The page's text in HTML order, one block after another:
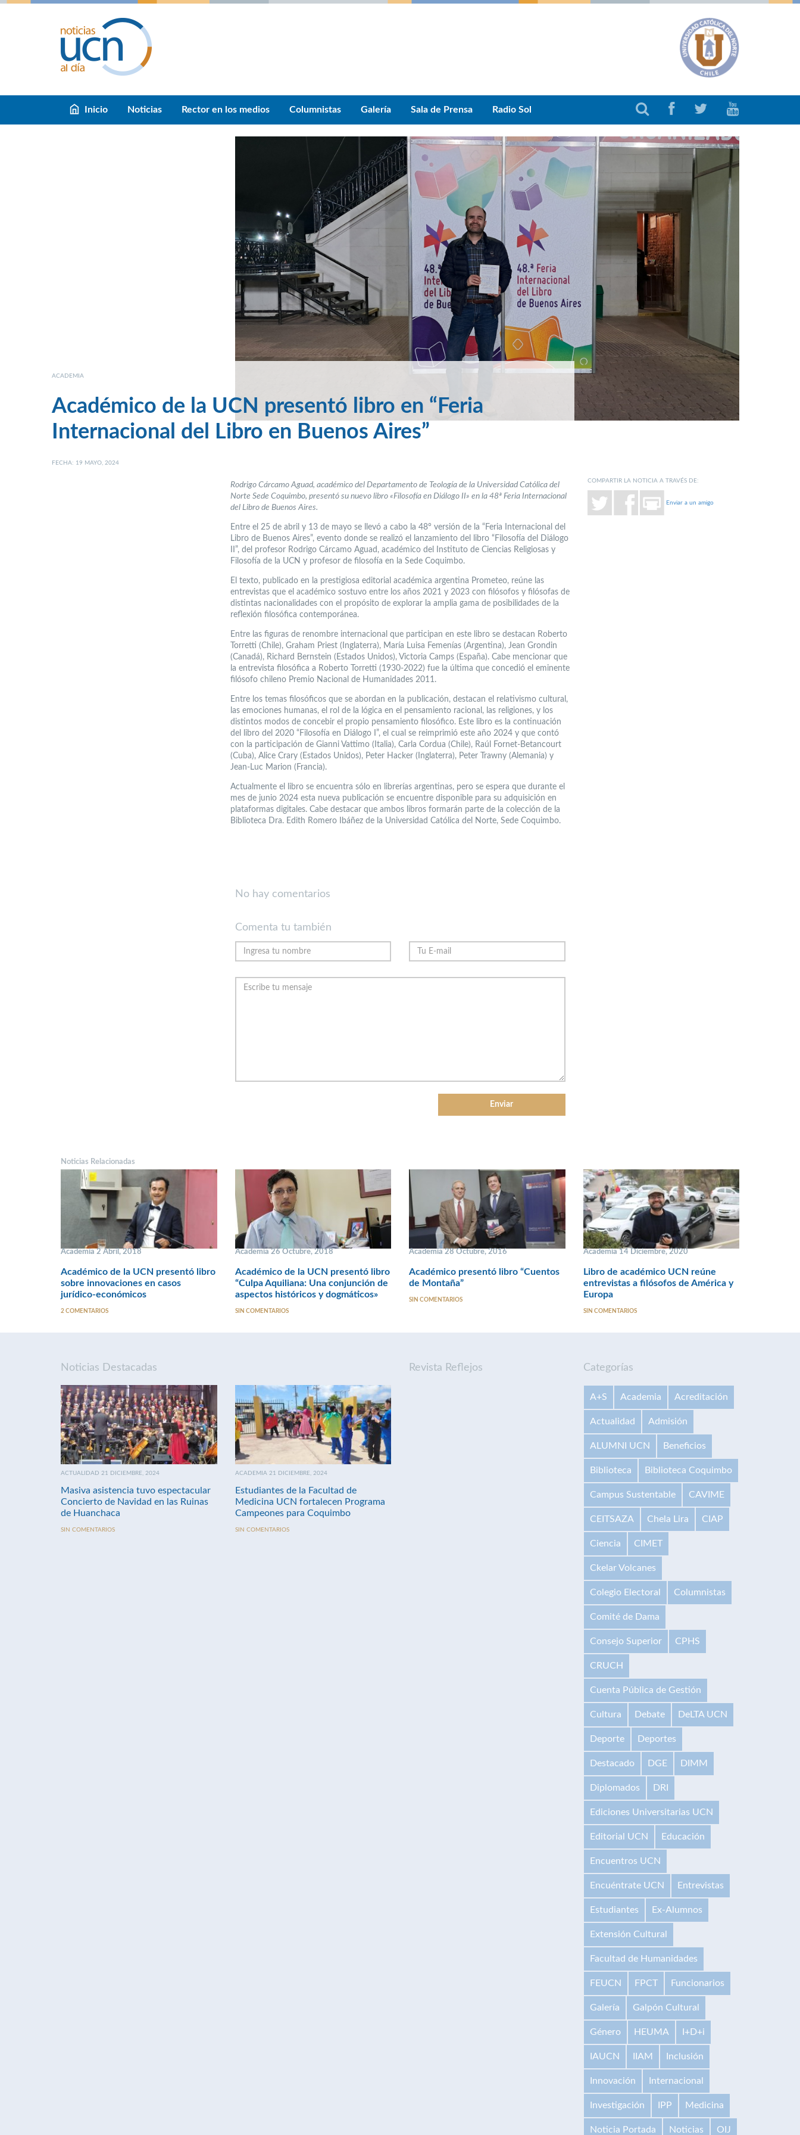
Inicio Noticias Rector en los medios Columnistas Galería Sala de Prensa Radio Sol
ACADEMIA
Académico de la UCN presentó libro en “Feria
Internacional del Libro en Buenos Aires”
FECHA: 19 MAYO, 2024
Rodrigo Cárcamo Aguad, académico del Departamento de Teología de la Universidad Católica del
Norte Sede Coquimbo, presentó su nuevo libro «Filosofía en Diálogo II» en la 48ª Feria Internacional
del Libro de Buenos Aires.
Entre el 25 de abril y 13 de mayo se llevó a cabo la 48° versión de la “Feria Internacional del
Libro de Buenos Aires”, evento donde se realizó el lanzamiento del libro “Filosofía del Diálogo
II”, del profesor Rodrigo Cárcamo Aguad, académico del Instituto de Ciencias Religiosas y
Filosofía de la UCN y profesor de filosofía en la Sede Coquimbo.
El texto, publicado en la prestigiosa editorial académica argentina Prometeo, reúne las
entrevistas que el académico sostuvo entre los años 2021 y 2023 con filósofos y filósofas de
distintas nacionalidades con el propósito de explorar la amplia gama de posibilidades de la
reflexión filosófica contemporánea.
Entre las figuras de renombre internacional que participan en este libro se destacan Roberto
Torretti (Chile), Graham Priest (Inglaterra), María Luisa Femenías (Argentina), Jean Grondin
(Canadá), Richard Bernstein (Estados Unidos), Victoria Camps (España). Cabe mencionar que
la entrevista filosófica a Roberto Torretti (1930-2022) fue la última que concedió el eminente
filósofo chileno Premio Nacional de Humanidades 2011.
Entre los temas filosóficos que se abordan en la publicación, destacan el relativismo cultural,
las emociones humanas, el rol de la lógica en el pensamiento racional, las religiones, y los
distintos modos de concebir el propio pensamiento filosófico. Este libro es la continuación
del libro del 2020 “Filosofía en Diálogo I”, el cual se reimprimió este año 2024 y que contó
con la participación de Gianni Vattimo (Italia), Carla Cordua (Chile), Raúl Fornet-Betancourt
(Cuba), Alice Crary (Estados Unidos), Peter Hacker (Inglaterra), Peter Trawny (Alemania) y
Jean-Luc Marion (Francia).
Actualmente el libro se encuentra sólo en librerías argentinas, pero se espera que durante el
mes de junio 2024 esta nueva publicación se encuentre disponible para su adquisición en
plataformas digitales. Cabe destacar que ambos libros formarán parte de la colección de la
Biblioteca Dra. Edith Romero Ibáñez de la Universidad Católica del Norte, Sede Coquimbo.
COMPARTIR LA NOTICIA A TRAVÉS DE:
Enviar a un amigo
No hay comentarios
Comenta tu también
Noticias Relacionadas
Academia 2 Abril, 2018
Académico de la UCN presentó libro
sobre innovaciones en casos
jurídico-económicos
2 COMENTARIOS
Academia 26 Octubre, 2018
Académico de la UCN presentó libro
“Culpa Aquiliana: Una conjunción de
aspectos históricos y dogmáticos»
SIN COMENTARIOS
Academia 28 Octubre, 2016
Académico presentó libro “Cuentos
de Montaña”
SIN COMENTARIOS
Academia 14 Diciembre, 2020
Libro de académico UCN reúne
entrevistas a filósofos de América y
Europa
SIN COMENTARIOS
Noticias Destacadas
ACTUALIDAD 21 DICIEMBRE, 2024
Masiva asistencia tuvo espectacular
Concierto de Navidad en las Ruinas
de Huanchaca
SIN COMENTARIOS
ACADEMIA 21 DICIEMBRE, 2024
Estudiantes de la Facultad de
Medicina UCN fortalecen Programa
Campeones para Coquimbo
SIN COMENTARIOS
Revista Reflejos Categorías
A+S Academia Acreditación
Actualidad Admisión
ALUMNI UCN Beneficios
Biblioteca Biblioteca Coquimbo
Campus Sustentable CAVIME
CEITSAZA Chela Lira CIAP
Ciencia CIMET
Ckelar Volcanes
Colegio Electoral Columnistas
Comité de Dama
Consejo Superior CPHS
CRUCH
Cuenta Pública de Gestión
Cultura Debate DeLTA UCN
Deporte Deportes
Destacado DGE DIMM
Diplomados DRI
Ediciones Universitarias UCN
Editorial UCN Educación
Encuentros UCN
Encuéntrate UCN Entrevistas
Estudiantes Ex-Alumnos
Extensión Cultural
Facultad de Humanidades
FEUCN FPCT Funcionarios
Galería Galpón Cultural
Género HEUMA I+D+i
IAUCN IIAM Inclusión
Innovación Internacional
Investigación IPP Medicina
Noticia Portada Noticias OIJ